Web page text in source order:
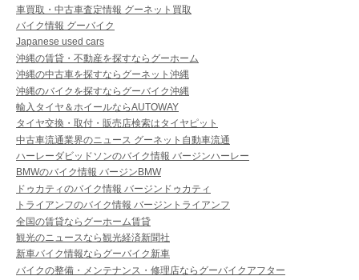
車買取・中古車査定情報 グーネット買取
バイク情報 グーバイク
Japanese used cars
沖縄の賃貸・不動産を探すならグーホーム
沖縄の中古車を探すならグーネット沖縄
沖縄のバイクを探すならグーバイク沖縄
輸入タイヤ＆ホイールならAUTOWAY
タイヤ交換・取付・販売店検索はタイヤピット
中古車流通業界のニュース グーネット自動車流通
ハーレーダビッドソンのバイク情報 バージンハーレー
BMWのバイク情報 バージンBMW
ドゥカティのバイク情報 バージンドゥカティ
トライアンフのバイク情報 バージントライアンフ
全国の賃貸ならグーホーム賃貸
観光のニュースなら観光経済新聞社
新車バイク情報ならグーバイク新車
バイクの整備・メンテナンス・修理店ならグーバイクアフター